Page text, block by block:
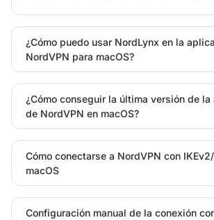
¿Cómo puedo usar NordLynx en la
NordVPN para macOS?
¿Cómo conseguir la última versión de
de NordVPN en macOS?
Cómo conectarse a NordVPN con
macOS
Configuración manual de la conexión